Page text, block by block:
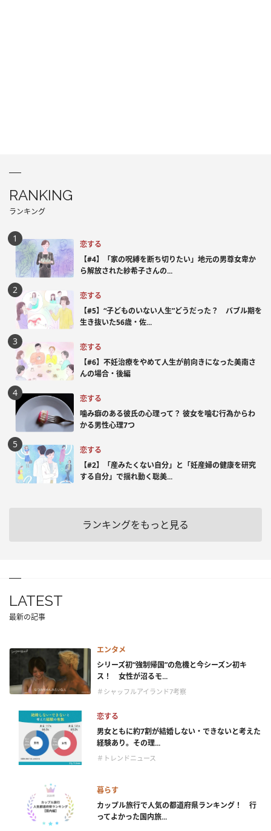
RANKING
ランキング
恋する
【#4】「家の呪縛を断ち切りたい」地元の男尊女卑か
ら解放された紗希子さんの...
恋する
【#5】“子どものいない人生”どうだった？ バブル期を
生き抜いた56歳・佐...
恋する
【#6】不妊治療をやめて人生が前向きになった美南さ
んの場合・後編
恋する
噛み癖のある彼氏の心理って？ 彼女を噛む行為からわ
かる男性心理7つ
恋する
【#2】「産みたくない自分」と「妊産婦の健康を研究
する自分」で揺れ動く聡美...
ランキングをもっと見る
LATEST
最新の記事
エンタメ
シリーズ初“強制帰国”の危機と今シーズン初キ
ス！ 女性が沼るモ...
＃シャッフルアイランド7考察
恋する
男女ともに約7割が結婚しない・できないと考えた
経験あり。その理...
＃トレンドニュース
暮らす
カップル旅行で人気の都道府県ランキング！ 行
ってよかった国内旅...